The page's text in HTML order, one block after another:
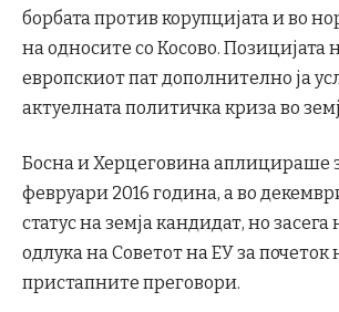
борбата против корупцијата и во
на односите со Косово. Позицијата
европскиот пат дополнително ја
актуелната политичка криза во
Босна и Херцеговина аплицираше
февруари 2016 година, а во
статус на земја кандидат, но
одлука на Советот на ЕУ за почеток
пристапните преговори.